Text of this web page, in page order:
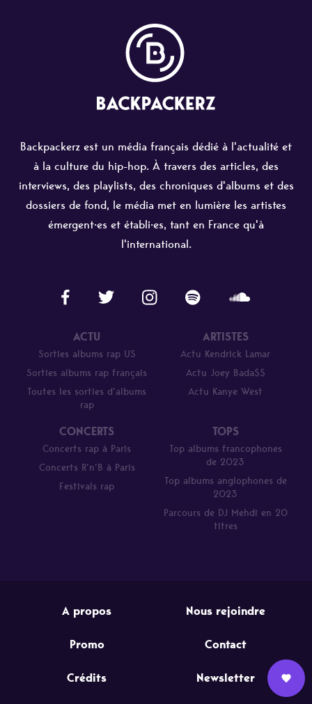
Backpackerz est un média français dédié à l'actualité et
à la culture du hip-hop. À travers des articles, des
interviews, des playlists, des chroniques d'albums et des
dossiers de fond, le média met en lumière les artistes
émergent·es et établi·es, tant en France qu'à
l'international.
ACTU
Sorties albums rap US
Sorties albums rap français
Toutes les sorties d’albums
rap
ARTISTES
Actu Kendrick Lamar
Actu Joey Bada$$
Actu Kanye West
CONCERTS
Concerts rap à Paris
Concerts R’n’B à Paris
Festivals rap
TOPS
Top albums francophones
de 2023
Top albums anglophones de
2023
Parcours de DJ Mehdi en 20
titres
A propos Nous rejoindre
Promo Contact
Crédits Newsletter